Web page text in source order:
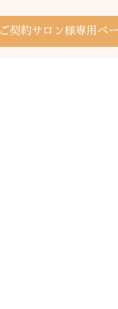
ご契約サロン様専用ペ